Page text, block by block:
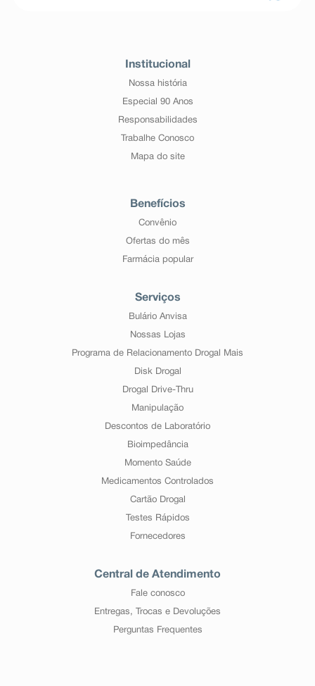
Institucional
Nossa história
Especial 90 Anos
Responsabilidades
Trabalhe Conosco
Mapa do site
Benefícios
Convênio
Ofertas do mês
Farmácia popular
Serviços
Bulário Anvisa
Nossas Lojas
Programa de Relacionamento Drogal Mais
Disk Drogal
Drogal Drive-Thru
Manipulação
Descontos de Laboratório
Bioimpedância
Momento Saúde
Medicamentos Controlados
Cartão Drogal
Testes Rápidos
Fornecedores
Central de Atendimento
Fale conosco
Entregas, Trocas e Devoluções
Perguntas Frequentes